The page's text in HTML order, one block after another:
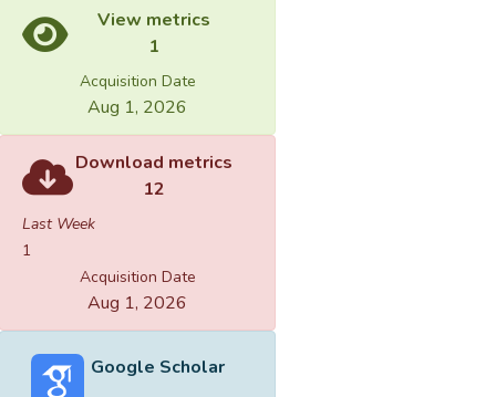
View metrics
1
Acquisition Date
Aug 1, 2026
Download metrics
12
Last Week
1
Acquisition Date
Aug 1, 2026
Google Scholar